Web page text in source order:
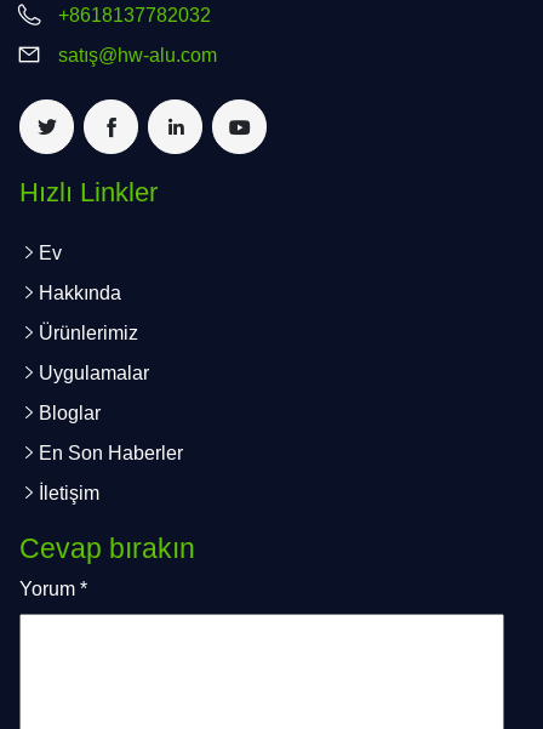
+8618137782032
satış@hw-alu.com
Hızlı Linkler
Ev
Hakkında
Ürünlerimiz
Uygulamalar
Bloglar
En Son Haberler
İletişim
Cevap bırakın
Yorum *